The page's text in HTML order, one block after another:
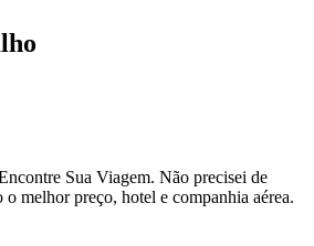
Sua Viagem. Não precisei de
melhor preço, hotel e companhia aérea.